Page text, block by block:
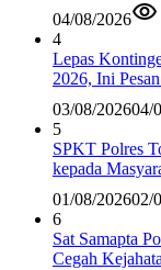
04/08/2026
4
Lepas
2026, Ini
03/08/202604/
5
SPKT Polres
kepada
01/08/202602/
6
Sat Samapta
Cegah